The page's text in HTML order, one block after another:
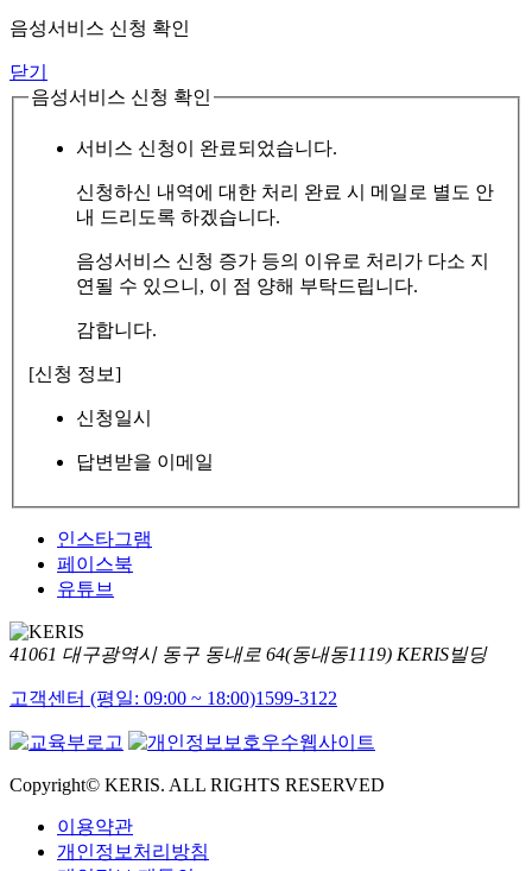
음성서비스 신청 확인
닫기
음성서비스 신청 확인
서비스 신청이 완료되었습니다.
신청하신 내역에 대한 처리 완료 시 메일로 별도 안
내 드리도록 하겠습니다.
음성서비스 신청 증가 등의 이유로 처리가 다소 지
연될 수 있으니, 이 점 양해 부탁드립니다.
감합니다.
[신청 정보]
신청일시
답변받을 이메일
인스타그램
페이스북
유튜브
41061 대구광역시 동구 동내로 64(동내동1119) KERIS빌딩
고객센터 (평일: 09:00 ~ 18:00)1599-3122
Copyright© KERIS. ALL RIGHTS RESERVED
이용약관
개인정보처리방침